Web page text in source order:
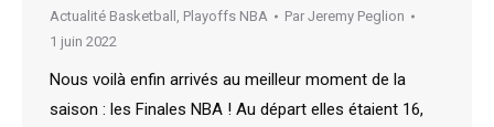
Actualité Basketball , Playoffs NBA Par Jeremy Peglion
1 juin 2022
Nous voilà enfin arrivés au meilleur moment de la
saison : les Finales NBA ! Au départ elles étaient 16,